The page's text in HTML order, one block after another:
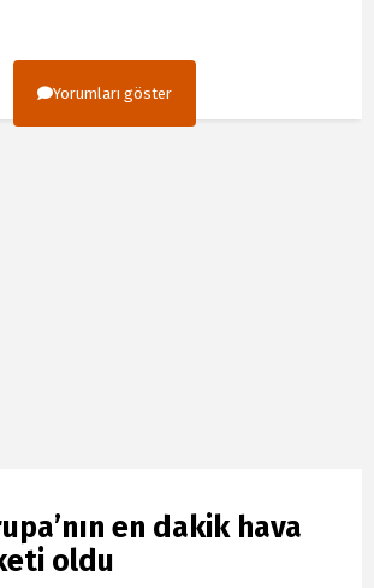
Yorumları göster
en dakik hava
oldu